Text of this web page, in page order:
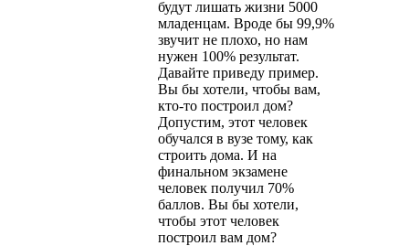
будут лишать жизни 5000
младенцам. Вроде бы 99,9%
звучит не плохо, но нам
нужен 100% результат.
Давайте приведу пример.
Вы бы хотели, чтобы вам,
кто-то построил дом?
Допустим, этот человек
обучался в вузе тому, как
строить дома. И на
финальном экзамене
человек получил 70%
баллов. Вы бы хотели,
чтобы этот человек
построил вам дом?